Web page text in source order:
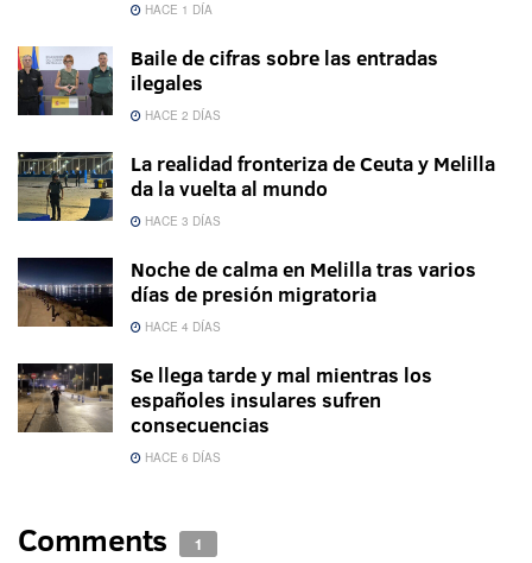
HACE 1 DÍA
Baile de cifras sobre las entradas
ilegales
HACE 2 DÍAS
La realidad fronteriza de Ceuta y Melilla
da la vuelta al mundo
HACE 3 DÍAS
Noche de calma en Melilla tras varios
días de presión migratoria
HACE 4 DÍAS
Se llega tarde y mal mientras los
españoles insulares sufren
consecuencias
HACE 6 DÍAS
Comments 1